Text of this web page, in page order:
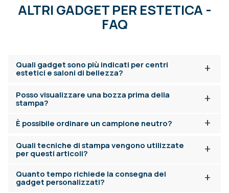
ALTRI GADGET PER ESTETICA -
FAQ
+
Quali gadget sono più indicati per centri
estetici e saloni di bellezza?
+
Posso visualizzare una bozza prima della
stampa?
+
È possibile ordinare un campione neutro?
+
Quali tecniche di stampa vengono utilizzate
per questi articoli?
+
Quanto tempo richiede la consegna dei
gadget personalizzati?